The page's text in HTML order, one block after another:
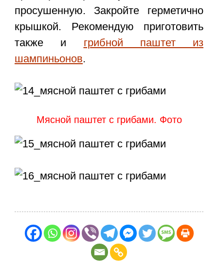
просушенную. Закройте герметично
крышкой. Рекомендую приготовить
также и грибной паштет из
шампиньонов.
Мясной паштет с грибами. Фото